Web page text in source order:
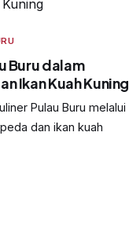
Buru dalam
Ikan Kuah Kuning
Pulau Buru melalui
dan ikan kuah